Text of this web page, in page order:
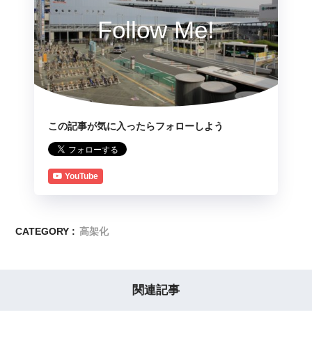
Follow Me!
この記事が気に入ったらフォローしよう
YouTube
CATEGORY : 高架化
関連記事